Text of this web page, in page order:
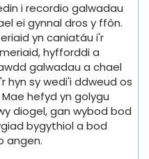
i recordio galwadau
ei gynnal dros y ffôn.
yn caniatáu i'r
hyfforddi a
galwadau a chael
sy wedi'i ddweud os
hefyd yn golygu
diogel, gan wybod bod
bygythiol a bod
angen.